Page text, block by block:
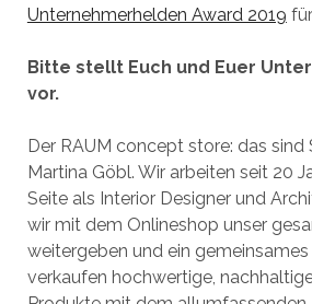
Unternehmerhelden Award 2019
Bitte stellt Euch und Euer
vor.
Der RAUM concept store: das sind
Martina Göbl. Wir arbeiten seit 20
Seite als Interior Designer und
wir mit dem Onlineshop unser
weitergeben und ein gemeinsames
verkaufen hochwertige,